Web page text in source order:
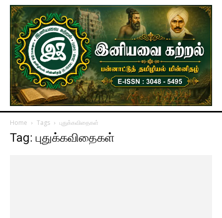
Home Tags புதுக்கவிதைகள்
Tag: புதுக்கவிதைகள்